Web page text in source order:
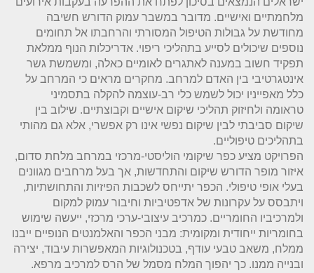
מלחמתיים ואישיים. מדובר במשבר עמוק הדורש חשיבה
מחודשת על גבולות הטיפול המסורתי והרחבתו אל תחומים
נוספים שיכולים לסייע בתהליכי ריפוי. אדריכלות הנוף ממלאת
תפקיד חשוב במענה לאתגרים לאומיים כאלה, ומשמשת גשר
אינטגרטיבי בין האדם למרחב. מחקרים מראים כי המרחב על
כלל מאפייניו יכול לשמש כלי רב-עוצמה להקלה בתסמיני
טראומה ולחיזוק תהליכי שיקום אישיים וקבוצתיים. שילוב בין
שיקום סביבתי לבין שיקום נפשי אינו רק אפשרי, אלא גם מהותי
בתהליכים טיפוליים.
הפרויקט מציע כפר שיקומי הוליסטי-מרכזי במרחב מלחת סדום,
איזור מופר הדורש שיקום והתחדשות, אך בעל מרחבים מגוונים
בעלי אופי טיפולי. הכפר יתייחס לשכבות הפיזיות והתחושתיות,
ויתבסס על עקרונות של אדפטיביות וחיבור עמוק למקום
ולמרכיביו החומריים. כמרכיב עיצובי-ערכי מרכזי, ייעשה שימוש
בחומריות ייחודית ומקומית: מבני הכפר והאלמנטים הנופיים ייבנו
ממלח, משאב טבעי עודף, בטכנולוגיות המאפשרות עיבוד, יצירה
ובנייה ממנו. כך יהפוך המלח מסמל של הרס למרכיב מרפא.